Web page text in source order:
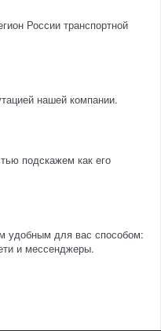
России транспортной
нашей компании.
подскажем как его
удобным для вас способом:
и мессенджеры.